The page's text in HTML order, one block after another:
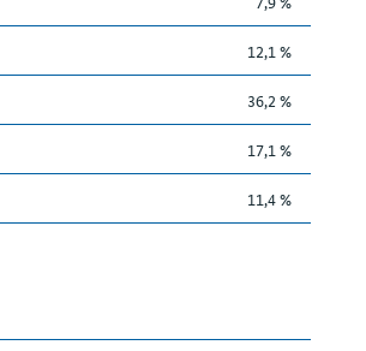
12,1 %
36,2 %
17,1 %
11,4 %